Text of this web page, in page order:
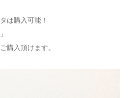
は購入可能！
購入頂けます。